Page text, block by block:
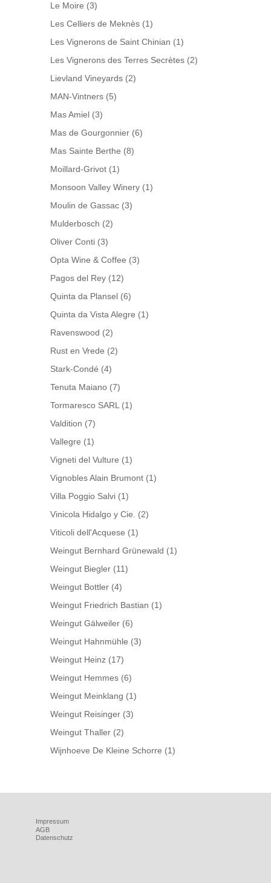
Le Moire (3)
Les Celliers de Meknès (1)
Les Vignerons de Saint Chinian (1)
Les Vignerons des Terres Secrètes (2)
Lievland Vineyards (2)
MAN-Vintners (5)
Mas Amiel (3)
Mas de Gourgonnier (6)
Mas Sainte Berthe (8)
Moillard-Grivot (1)
Monsoon Valley Winery (1)
Moulin de Gassac (3)
Mulderbosch (2)
Oliver Conti (3)
Opta Wine & Coffee (3)
Pagos del Rey (12)
Quinta da Plansel (6)
Quinta da Vista Alegre (1)
Ravenswood (2)
Rust en Vrede (2)
Stark-Condé (4)
Tenuta Maiano (7)
Tormaresco SARL (1)
Valdition (7)
Vallegre (1)
Vigneti del Vulture (1)
Vignobles Alain Brumont (1)
Villa Poggio Salvi (1)
Vinicola Hidalgo y Cie.
(2)
Viticoli dell'Acquese (1)
Weingut Bernhard Grünewald (1)
Weingut Biegler (11)
Weingut Bottler (4)
Weingut Friedrich Bastian (1)
Weingut Gälweiler (6)
Weingut Hahnmühle (3)
Weingut Heinz (17)
Weingut Hemmes (6)
Weingut Meinklang (1)
Weingut Reisinger (3)
Weingut Thaller (2)
Wijnhoeve De Kleine Schorre (1)
Impressum
AGB
Datenschutz